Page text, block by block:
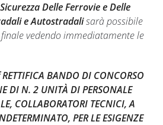
Delle Ferrovie e Delle
e Autostradalisarà possibile
vedendo immediatamente le
BANDO DI CONCORSO
DI N. 2 UNITÀ DI PERSONALE
COLLABORATORI TECNICI, A
PER LE ESIGENZE